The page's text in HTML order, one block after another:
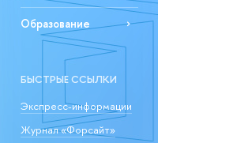
Образование
БЫСТРЫЕ ССЫЛКИ
Экспресс-информации
Журнал «Форсайт»